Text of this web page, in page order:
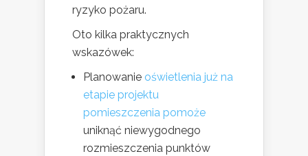
ryzyko pożaru.
Oto kilka praktycznych
wskazówek:
Planowanie oświetlenia już na
etapie projektu
pomieszczenia pomoże
uniknąć niewygodnego
rozmieszczenia punktów